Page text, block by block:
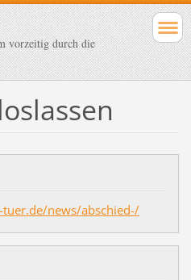
vorzeitig durch die
news/abschied-/